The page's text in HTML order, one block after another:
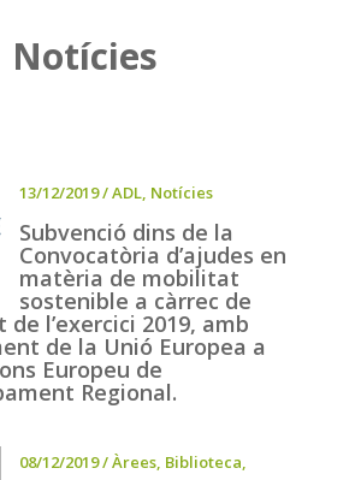
Notícies
13/12/2019/ADL, Notícies
Subvenció dins de la
Convocatòria d’ajudes en
matèria de mobilitat
sostenible a càrrec de
de l’exercici 2019, amb
de la Unió Europea a
Europeu de
Regional.
08/12/2019/Àrees, Biblioteca,